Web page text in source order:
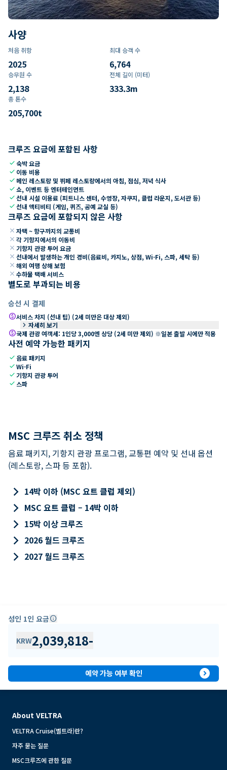
사양
처음 취항
2025
최대 승객 수
6,764
승무원 수
2,138
전체 길이 (미터)
333.3m
총 톤수
205,700t
크루즈 요금에 포함된 사항
check숙박 요금
check 이동 비용
check 메인 레스토랑 및 뷔페 레스토랑에서의 아침, 점심, 저녁 식사
check쇼, 이벤트 등 엔터테인먼트
check선내 시설 이용료 (피트니스 센터, 수영장, 자쿠지, 클럽 라운지, 도서관 등)
check선내 액티비티 (게임, 퀴즈, 공예 교실 등)
크루즈 요금에 포함되지 않은 사항
close 자택 ~ 항구까지의 교통비
close 각 기항지에서의 이동비
close 기항지 관광 투어 요금
close 선내에서 발생하는 개인 경비(음료비, 카지노, 상점, Wi-Fi, 스파, 세탁 등)
close 해외 여행 상해 보험
close 수하물 택배 서비스
별도로 부과되는 비용
승선 시 결제
paid서비스 차지 (선내 팁) (2세 미만은 대상 제외)
keyboard_arrow_right 자세히 보기
paid국제 관광 여객세: 1인당 3,000엔 상당 (2세 미만 제외) ※일본 출발 시에만 적용
사전 예약 가능한 패키지
check 음료 패키지
checkWi-Fi
check 기항지 관광 투어
check 스파
MSC 크루즈 취소 정책
음료 패키지, 기항지 관광 프로그램, 교통편 예약 및 선내 옵션
(레스토랑, 스파 등 포함).
keyboard_arrow_right 14박 이하 (MSC 요트 클럽 제외)
keyboard_arrow_right MSC 요트 클럽 – 14박 이하
keyboard_arrow_right 15박 이상 크루즈
keyboard_arrow_right 2026 월드 크루즈
keyboard_arrow_right 2027 월드 크루즈
성인 1인 요금info
KRW2,039,818-
예약 가능 여부 확인 expand_circle_right
About VELTRA
VELTRA Cruise(벨트라)란?
자주 묻는 질문
MSC크루즈에 관한 질문